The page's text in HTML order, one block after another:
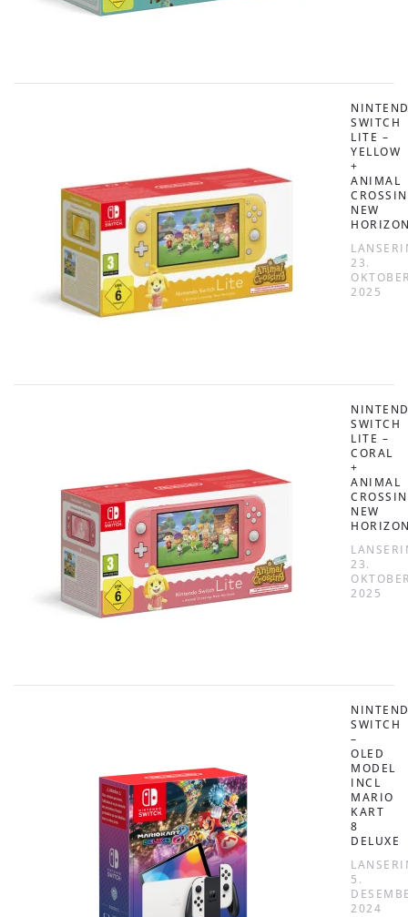
SWITCH
LITE –
YELLOW
+
ANIMAL
NEW
23.
2025
SWITCH
LITE –
CORAL
+
ANIMAL
NEW
23.
2025
SWITCH
–
OLED
MODEL
INCL
MARIO
KART
8
DELUXE
5.
2024